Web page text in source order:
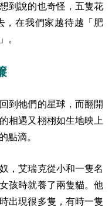
到說的也奇怪，五隻花
，在我們家越待越「肥
。
到牠們的星球，而翻開
相遇又栩栩如生地映上
點滴。
，艾瑞克從小和一隻名
孩時就養了兩隻貓。他
出現很多隻，有時一隻